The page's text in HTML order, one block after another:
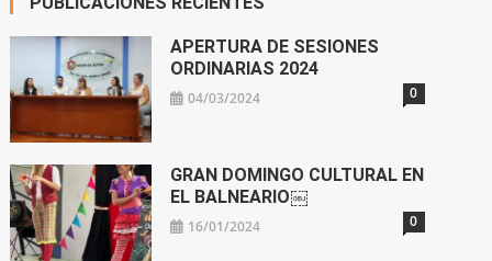
APERTURA DE SESIONES
ORDINARIAS 2024
04/03/2024 0
GRAN DOMINGO CULTURAL EN
EL BALNEARIO￼
16/01/2024 0